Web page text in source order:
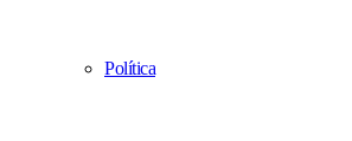
Política